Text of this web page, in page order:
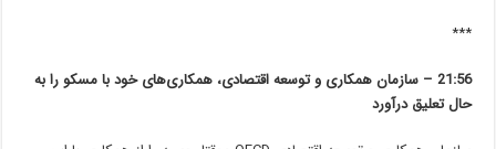
***
21:56 – سازمان همکاری و توسعه اقتصادی، همکاری‌های خود با مسکو را به
حال تعلیق درآورد